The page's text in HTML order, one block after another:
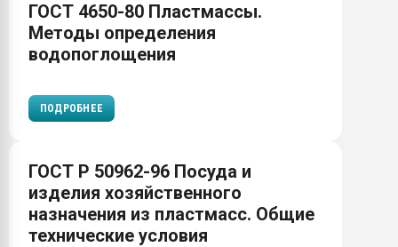
ГОСТ 4650-80 Пластмассы.
Методы определения
водопоглощения
ПОДРОБНЕЕ
ГОСТ Р 50962-96 Посуда и
изделия хозяйственного
назначения из пластмасс. Общие
технические условия